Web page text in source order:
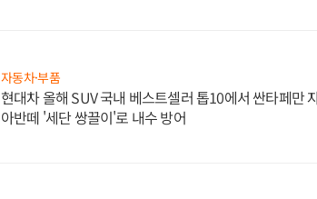
자동차·부품
현대차 올해 SUV 국내 베스트셀러 톱10에서 싼타페만
아반떼 '세단 쌍끌이'로 내수 방어